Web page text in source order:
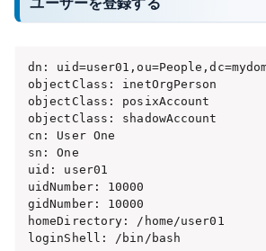
dn:
objectClass: inetOrgPerson
objectClass: posixAccount
objectClass: shadowAccount
cn: User One
sn: One
uid: user01
uidNumber: 10000
gidNumber: 10000
homeDirectory: /home/user01
loginShell: /bin/bash